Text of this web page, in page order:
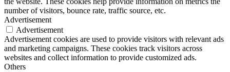
number of visitors, bounce rate, traffic source, etc.
Advertisement
Advertisement
Advertisement cookies are used to provide visitors with relevant ads
and marketing campaigns. These cookies track visitors across
websites and collect information to provide customized ads.
Others